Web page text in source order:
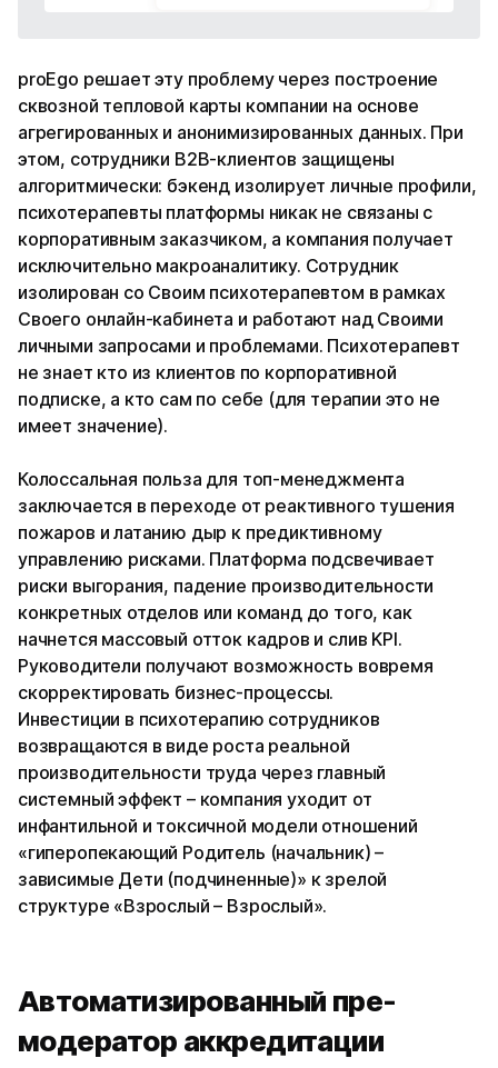
proEgo решает эту проблему через построение
сквозной тепловой карты компании на основе
агрегированных и анонимизированных данных. При
этом, сотрудники B2B-клиентов защищены
алгоритмически: бэкенд изолирует личные профили,
психотерапевты платформы никак не связаны с
корпоративным заказчиком, а компания получает
исключительно макроаналитику. Сотрудник
изолирован со Своим психотерапевтом в рамках
Своего онлайн-кабинета и работают над Своими
личными запросами и проблемами. Психотерапевт
не знает кто из клиентов по корпоративной
подписке, а кто сам по себе (для терапии это не
имеет значение).
Колоссальная польза для топ-менеджмента
заключается в переходе от реактивного тушения
пожаров и латанию дыр к предиктивному
управлению рисками. Платформа подсвечивает
риски выгорания, падение производительности
конкретных отделов или команд до того, как
начнется массовый отток кадров и слив KPI.
Руководители получают возможность вовремя
скорректировать бизнес-процессы.
Инвестиции в психотерапию сотрудников
возвращаются в виде роста реальной
производительности труда через главный
системный эффект – компания уходит от
инфантильной и токсичной модели отношений
«гиперопекающий Родитель (начальник) –
зависимые Дети (подчиненные)» к зрелой
структуре «Взрослый – Взрослый».
Автоматизированный пре-
модератор аккредитации